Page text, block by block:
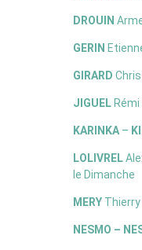
DROUIN
GERIN
GIRARD
JIGUEL Rémi
KARINKA –
LOLIVREL
le Dimanche
MERY Thierry
NESMO –